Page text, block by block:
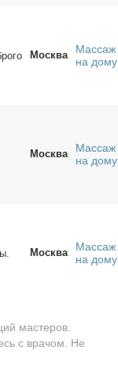
Москва
Массаж
на дому
Москва
Массаж
на дому
Москва
Массаж
на дому
мастеров.
с врачом. Не